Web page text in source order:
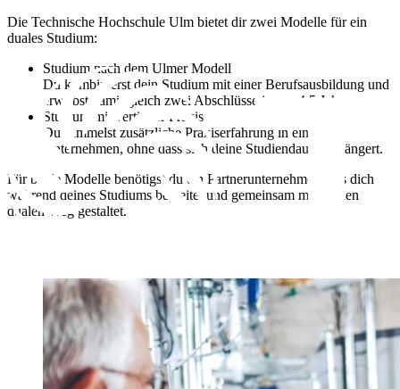
Die Technische Hochschule Ulm bietet dir zwei Modelle für ein
duales Studium:
Studium nach dem Ulmer Modell
Du kombinierst dein Studium mit einer Berufsausbildung und
erwirbst damit gleich zwei Abschlüsse in nur 4,5 Jahren.
Studium mit vertiefter Praxis
Du sammelst zusätzliche Praxiserfahrung in einem
Unternehmen, ohne dass sich deine Studiendauer verlängert.
Für beide Modelle benötigst du ein Partnerunternehmen, das dich
während deines Studiums begleitet und gemeinsam mit dir den
dualen Weg gestaltet.